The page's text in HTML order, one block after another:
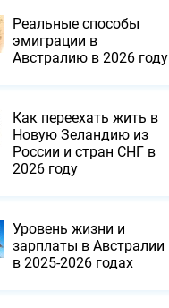
Реальные способы
эмиграции в
Австралию в 2026 году
Как переехать жить в
Новую Зеландию из
России и стран СНГ в
2026 году
Уровень жизни и
зарплаты в Австралии
в 2025-2026 годах